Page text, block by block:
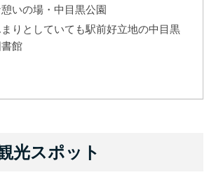
いの場・中目黒公園
まりとしていても駅前好立地の中目黒
館
光スポット